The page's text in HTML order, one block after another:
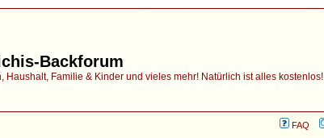
Backforum
Haushalt, Familie & Kinder und vieles mehr! Natürlich ist alles kostenlos!
FAQ